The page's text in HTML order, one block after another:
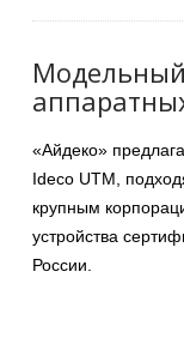
«Айдеко»
Ideco UTM,
крупным
устройства
России.